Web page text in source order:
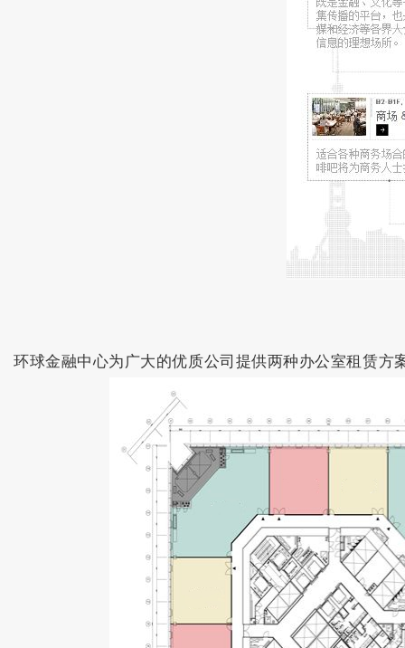
环球金融中心为广大的优质公司提供两种办公室租赁方